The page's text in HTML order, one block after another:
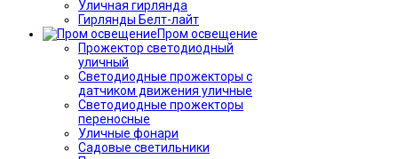
Уличная гирлянда
Гирлянды Белт-лайт
Пром освещение
Прожектор светодиодный
уличный
Светодиодные прожекторы с
датчиком движения уличные
Светодиодные прожекторы
переносные
Уличные фонари
Садовые светильники